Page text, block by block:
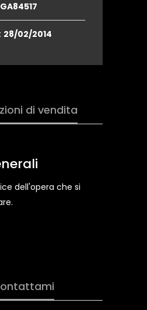
GA84517
28/02/2014
di vendita
dell'opera che si